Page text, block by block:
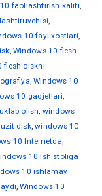
faollashtirish kaliti,
,
10 fayl xostlari,
, Windows 10 flesh-
flesh-diskni
, Windows 10
10 gadjetlari,
olish, windows
disk, windows 10
10 Internetda,
10 ish stoliga
10 ishlamay
, Windows 10